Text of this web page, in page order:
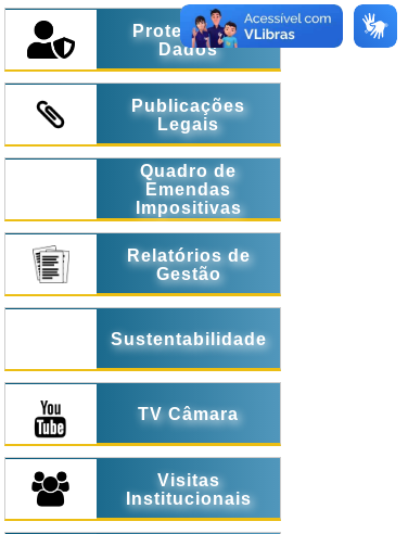
Proteção de
Dados
Publicações
Legais
Quadro de
Emendas
Impositivas
Relatórios de
Gestão
Sustentabilidade
TV Câmara
Visitas
Institucionais